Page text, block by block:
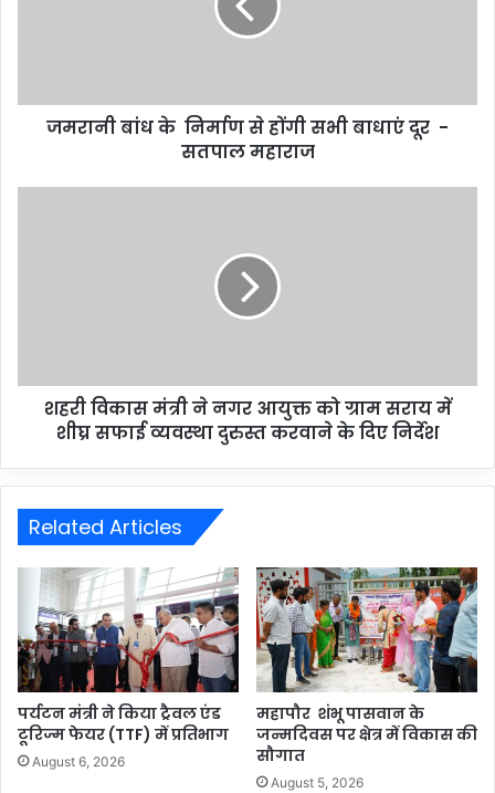
जमरानी बांध के निर्माण से होंगी सभी बाधाएं दूर -
सतपाल महाराज
शहरी विकास मंत्री ने नगर आयुक्त को ग्राम सराय में
शीघ्र सफाई व्यवस्था दुरुस्त करवाने के दिए निर्देश
Related Articles
पर्यटन मंत्री ने किया ट्रैवल एंड
टूरिज्म फेयर (TTF) में प्रतिभाग
August 6, 2026
महापौर शंभू पासवान के
जन्मदिवस पर क्षेत्र में विकास की
सौगात
August 5, 2026